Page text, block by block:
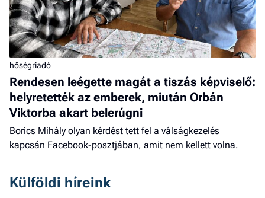
hőségriadó
Rendesen leégette magát a tiszás képviselő:
helyretették az emberek, miután Orbán
Viktorba akart belerúgni
Borics Mihály olyan kérdést tett fel a válságkezelés
kapcsán Facebook-posztjában, amit nem kellett volna.
Külföldi híreink